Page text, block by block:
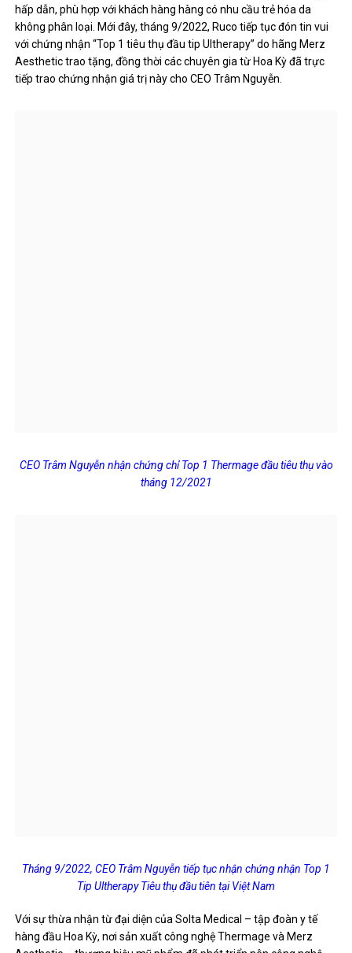
hấp dẫn, phù hợp với khách hàng hàng có nhu cầu trẻ hóa da
không phân loại. Mới đây, tháng 9/2022, Ruco tiếp tục đón tin vui
với chứng nhận “Top 1 tiêu thụ đầu tip Ultherapy” do hãng Merz
Aesthetic trao tặng, đồng thời các chuyên gia từ Hoa Kỳ đã trực
tiếp trao chứng nhận giá trị này cho CEO Trâm Nguyễn.
CEO Trâm Nguyễn nhận chứng chỉ Top 1 Thermage đầu tiêu thụ vào
tháng 12/2021
Tháng 9/2022, CEO Trâm Nguyễn tiếp tục nhận chứng nhận Top 1
Tip Ultherapy Tiêu thụ đầu tiên tại Việt Nam
Với sự thừa nhận từ đại diện của Solta Medical – tập đoàn y tế
hàng đầu Hoa Kỳ, nơi sản xuất công nghệ Thermage và Merz